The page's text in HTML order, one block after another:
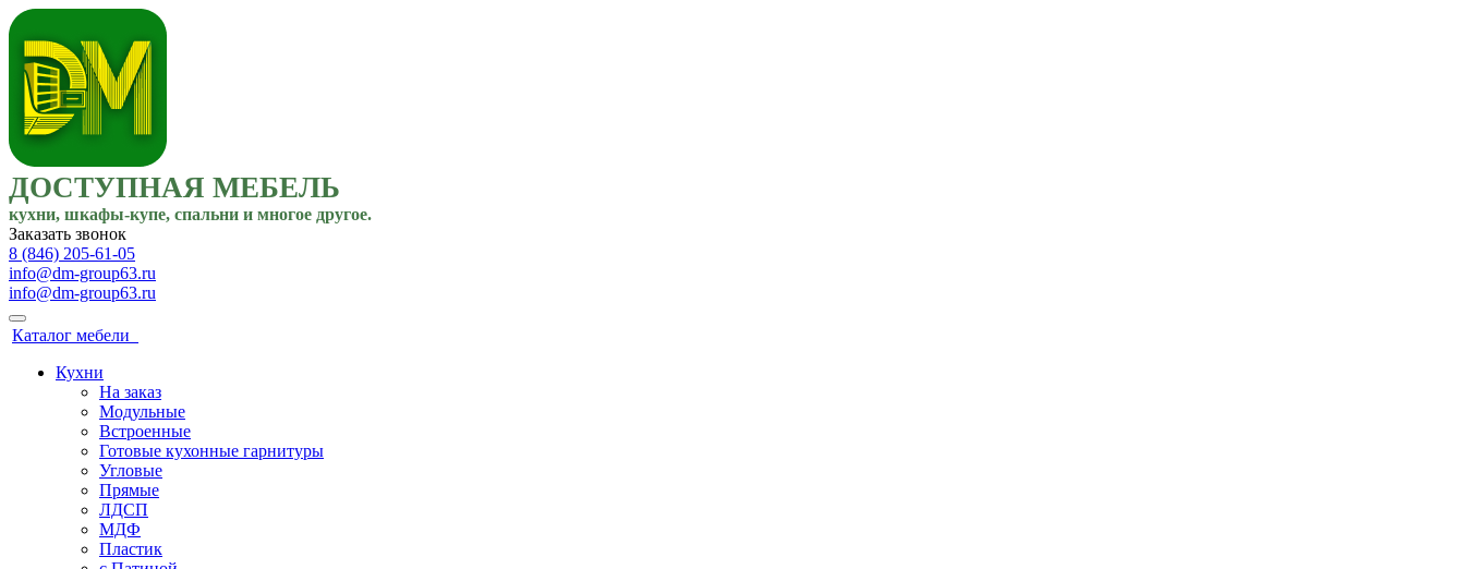
ДОСТУПНАЯ МЕБЕЛЬ
кухни, шкафы-купе, спальни и многое другое.
Заказать звонок
8 (846) 205-61-05
info@dm-group63.ru
info@dm-group63.ru
Каталог мебели
Кухни
На заказ
Модульные
Встроенные
Готовые кухонные гарнитуры
Угловые
Прямые
ЛДСП
МДФ
Пластик